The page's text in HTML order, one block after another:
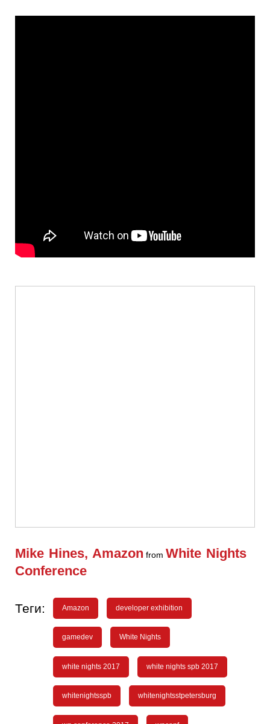
Mike Hines, Amazon from White Nights
Conference
Теги: Amazon developer exhibition
gamedev White Nights
white nights 2017 white nights spb 2017
whitenightsspb whitenightsstpetersburg